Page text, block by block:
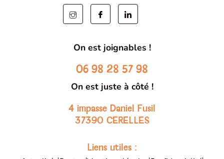
On est joignables !
06 98 28 57 98
On est juste à côté !
4 impasse Daniel Fusil
37390 CERELLES
Liens utiles :